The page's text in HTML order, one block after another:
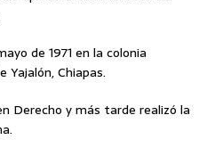
de 1971 en la colonia
Yajalón, Chiapas.
Derecho y más tarde realizó la